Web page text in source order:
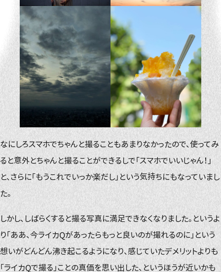
なにしろスマホでちゃんと撮ることもあまりなかったので、使ってみ
ると意外とちゃんと撮ることができるしで「スマホでいいじゃん！」
と、さらに「もうこれでいっか楽だし」という気持ちにもなっていまし
た。
しかし、しばらくすると撮る写真に満足できなくなりました。というよ
り「ああ、今ライカQがあったらもっと良いのが撮れるのに」という
想いがどんどん沸き起こるようになり、感じていたデメリットよりも
「ライカQで撮る」ことの真価を思い出した、というほうが近いかも